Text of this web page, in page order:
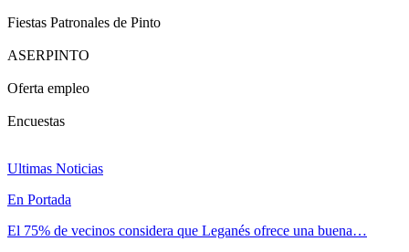
Fiestas Patronales de Pinto
ASERPINTO
Oferta empleo
Encuestas
Ultimas Noticias
En Portada
El 75% de vecinos considera que Leganés ofrece una buena…